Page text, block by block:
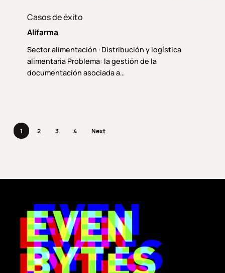
Casos de éxito
Alifarma
Sector alimentación · Distribución y logística
alimentaria Problema: la gestión de la
documentación asociada a…
1 2 3 4 Next